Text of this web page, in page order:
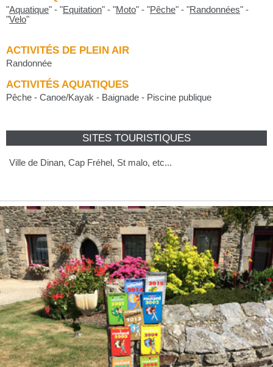
"Aquatique" - "Equitation" - "Moto" - "Pêche" - "Randonnées" -
"Velo"
ACTIVITÉS DE PLEIN AIR
Randonnée
ACTIVITÉS AQUATIQUES
Pêche - Canoe/Kayak - Baignade - Piscine publique
SITES TOURISTIQUES
Ville de Dinan, Cap Fréhel, St malo, etc...